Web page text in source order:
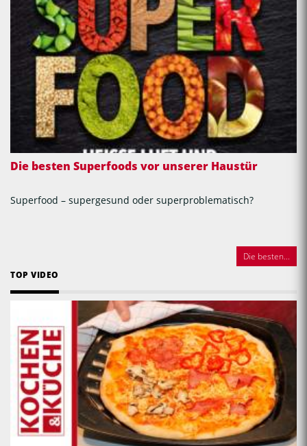
Die besten Superfoods vor unserer Haustür
Superfood – supergesund oder superproblematisch?
Die besten...
TOP VIDEO